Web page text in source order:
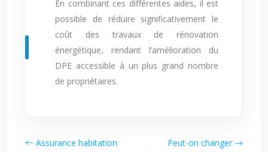
En combinant ces différentes aides, il est
possible de réduire significativement le
coût des travaux de rénovation
énergétique, rendant l’amélioration du
DPE accessible à un plus grand nombre
de propriétaires.
Assurance habitation
Peut-on changer